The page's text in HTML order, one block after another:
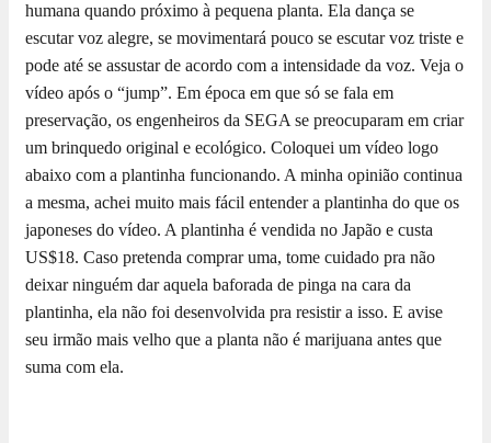
humana quando próximo à pequena planta. Ela dança se
escutar voz alegre, se movimentará pouco se escutar voz triste e
pode até se assustar de acordo com a intensidade da voz. Veja o
vídeo após o “jump”. Em época em que só se fala em
preservação, os engenheiros da SEGA se preocuparam em criar
um brinquedo original e ecológico. Coloquei um vídeo logo
abaixo com a plantinha funcionando. A minha opinião continua
a mesma, achei muito mais fácil entender a plantinha do que os
japoneses do vídeo. A plantinha é vendida no Japão e custa
US$18. Caso pretenda comprar uma, tome cuidado pra não
deixar ninguém dar aquela baforada de pinga na cara da
plantinha, ela não foi desenvolvida pra resistir a isso. E avise
seu irmão mais velho que a planta não é marijuana antes que
suma com ela.